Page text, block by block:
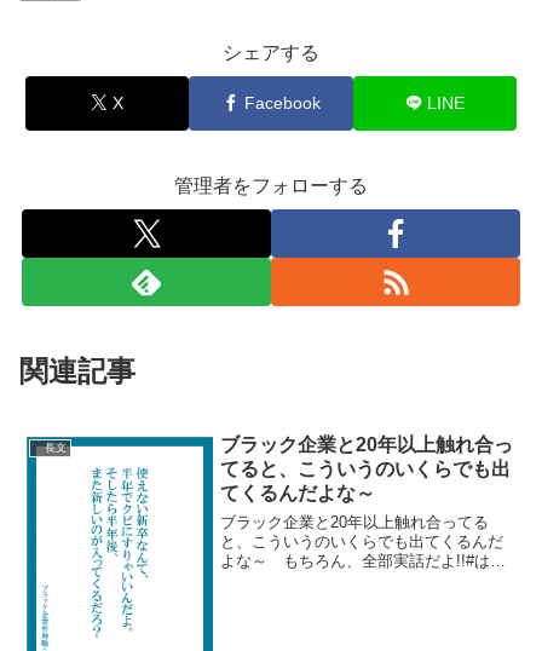
シェアする
X Facebook LINE
管理者をフォローする
関連記事
長文
ブラック企業と20年以上触れ合っ
てると、こういうのいくらでも出
てくるんだよな～
ブラック企業と20年以上触れ合ってる
と、こういうのいくらでも出てくるんだ
よな～ もちろん、全部実話だよ!!#はた